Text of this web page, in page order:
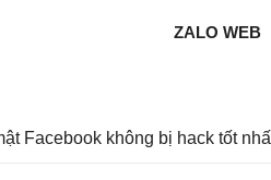
ZALO WEB
Facebook không bị hack tốt